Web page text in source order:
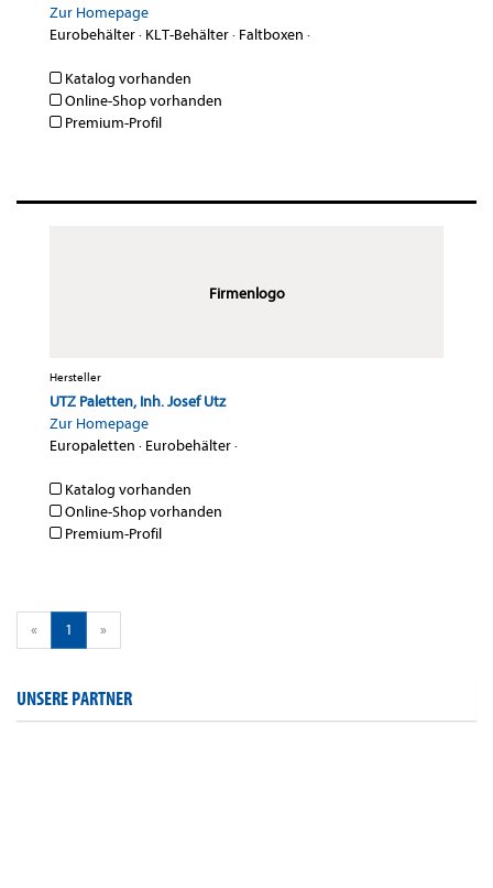
Zur Homepage
Eurobehälter· KLT-Behälter· Faltboxen ·
Katalog vorhanden
Online-Shop vorhanden
Premium-Profil
Firmenlogo
Hersteller
UTZ Paletten, Inh. Josef Utz
Zur Homepage
Europaletten · Eurobehälter·
Katalog vorhanden
Online-Shop vorhanden
Premium-Profil
« 1 »
UNSERE PARTNER